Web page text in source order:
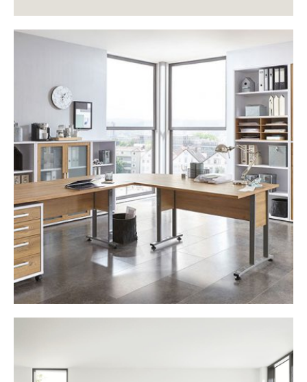
Arbeitszimmer & Büro